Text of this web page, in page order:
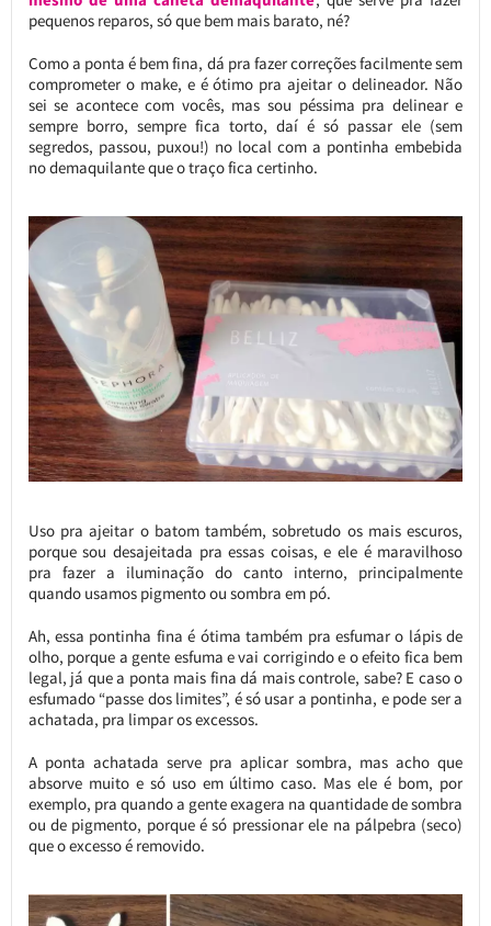
pequenos reparos, só que bem mais barato, né?
Como a ponta é bem fina, dá pra fazer correções facilmente sem
comprometer o make, e é ótimo pra ajeitar o delineador. Não
sei se acontece com vocês, mas sou péssima pra delinear e
sempre borro, sempre fica torto, daí é só passar ele (sem
segredos, passou, puxou!) no local com a pontinha embebida
no demaquilante que o traço fica certinho.
Uso pra ajeitar o batom também, sobretudo os mais escuros,
porque sou desajeitada pra essas coisas, e ele é maravilhoso
pra fazer a iluminação do canto interno, principalmente
quando usamos pigmento ou sombra em pó.
Ah, essa pontinha fina é ótima também pra esfumar o lápis de
olho, porque a gente esfuma e vai corrigindo e o efeito fica bem
legal, já que a ponta mais fina dá mais controle, sabe? E caso o
esfumado “passe dos limites”, é só usar a pontinha, e pode ser a
achatada, pra limpar os excessos.
A ponta achatada serve pra aplicar sombra, mas acho que
absorve muito e só uso em último caso. Mas ele é bom, por
exemplo, pra quando a gente exagera na quantidade de sombra
ou de pigmento, porque é só pressionar ele na pálpebra (seco)
que o excesso é removido.